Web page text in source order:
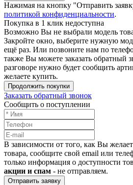
Нажимая на кнопку "Отправить
политикой конфиденциальности.
Покупка в 1 клик недоступна
Возможно Вы не выбрали модель
Закройте окно, выберите нужную
ещё раз. Или позвоните нам по
также Вы можете заказать обратный
разговоре нужно будет сообщить
желаете купить.
Продолжить покупки
Заказать обратный звонок
Сообщить о поступлении
В зависимости от того, как Вы
товара, сообщите свой email или
только информация о доступности
акции и спам - не отправляем.
Отправить заявку